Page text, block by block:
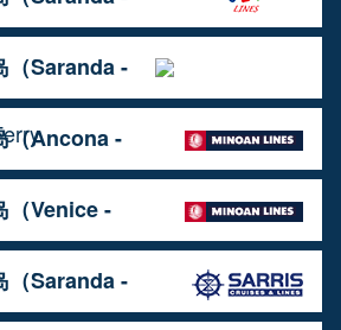
Saranda -
（Ancona -
Venice -
Saranda -